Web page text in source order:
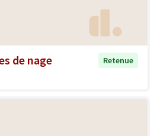
de nage
Retenue